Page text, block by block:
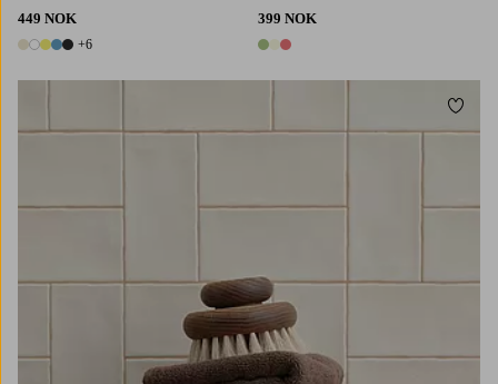
449 NOK
11 farger
+6
399 NOK
3 farger